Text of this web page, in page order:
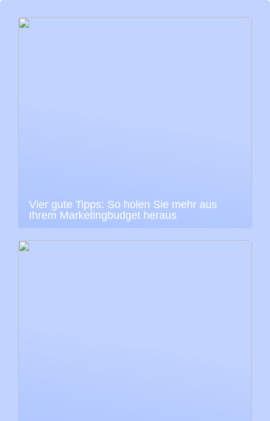
Vier gute Tipps: So holen Sie mehr aus
Ihrem Marketingbudget heraus